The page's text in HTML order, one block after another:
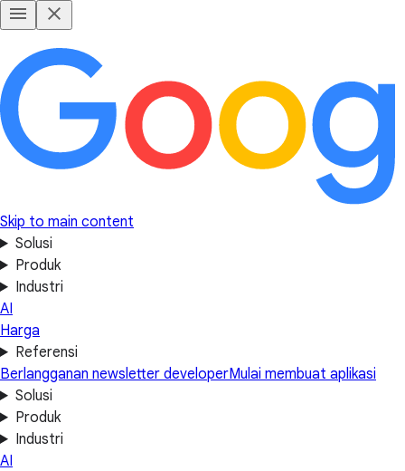
Skip to main content
Solusi
Produk
Industri
AI
Harga
Referensi
Berlangganan newsletter developerMulai membuat aplikasi
Solusi
Produk
Industri
AI